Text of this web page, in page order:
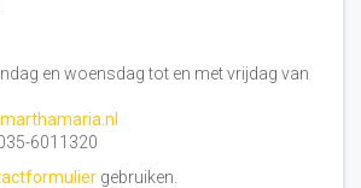
en woensdag tot en met vrijdag van
6011320
gebruiken.